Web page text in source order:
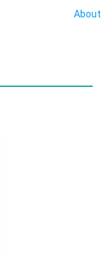
About